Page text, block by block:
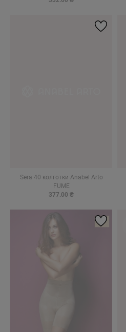
Sera 40 колготки Anabel Arto
FUME
377.00 ₴